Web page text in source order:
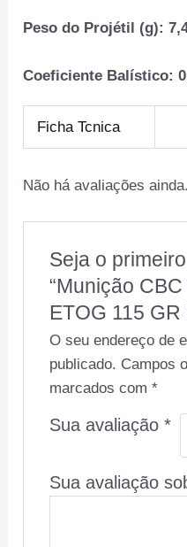
Peso do Projétil (g):
Coeficiente Balístico:
Ficha Tcnica
Não há avaliações ainda.
Seja o
“Munição
ETOG 115 GR
O seu endereço de
publicado. Campos
marcados com *
Sua avaliação *
Sua avaliação